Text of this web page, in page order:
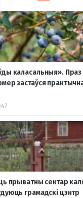
каласальныя». Праз
застаўся
прыватны сектар
грамадскі цэнтр